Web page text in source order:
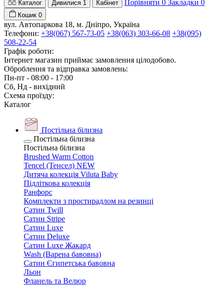
Каталог Дивилися 1 Кабінет Порівняти 0 Закладки 0
Кошик 0
вул. Автопаркова 18, м. Дніпро, Україна
Телефони: +38(067) 567-73-05 +38(063) 303-66-08 +38(095)
508-22-54
Графік роботи:
Інтернет магазин приймає замовлення цілодобово.
Оброблення та відправка замовлень:
Пн-пт - 08:00 - 17:00
Сб, Нд - вихідний
Схема проїзду:
Каталог
Постільна білизна
Постільна білизна
Постільна білизна
Brushed Warm Cotton
Tencel (Тенсел) NEW
Дитяча колекція Viluta Baby
Підліткова колекція
Ранфорс
Комплекти з простирадлом на резинці
Сатин Twill
Сатин Stripe
Сатин Luxe
Сатин Deluxe
Сатин Luxe Жакард
Wash (Варена бавовна)
Сатин Єгипетська бавовна
Льон
Фланель та Велюр